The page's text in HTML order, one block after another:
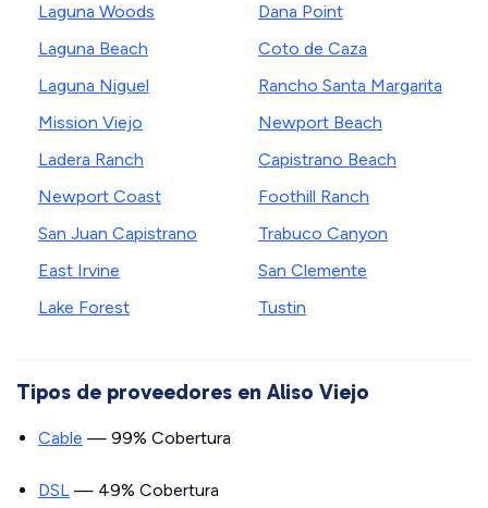
Laguna Woods
Laguna Beach
Laguna Niguel
Mission Viejo
Ladera Ranch
Newport Coast
San Juan Capistrano
East Irvine
Lake Forest
Dana Point
Coto de Caza
Rancho Santa Margarita
Newport Beach
Capistrano Beach
Foothill Ranch
Trabuco Canyon
San Clemente
Tustin
Tipos de proveedores en Aliso Viejo
Cable — 99% Cobertura
DSL — 49% Cobertura